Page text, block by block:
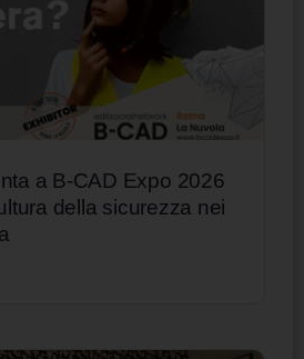
a B-CAD Expo 2026
della sicurezza nei